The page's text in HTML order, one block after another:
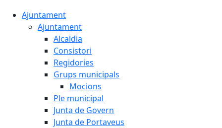
Ajuntament
Ajuntament
Alcaldia
Consistori
Regidories
Grups municipals
Mocions
Ple municipal
Junta de Govern
Junta de Portaveus